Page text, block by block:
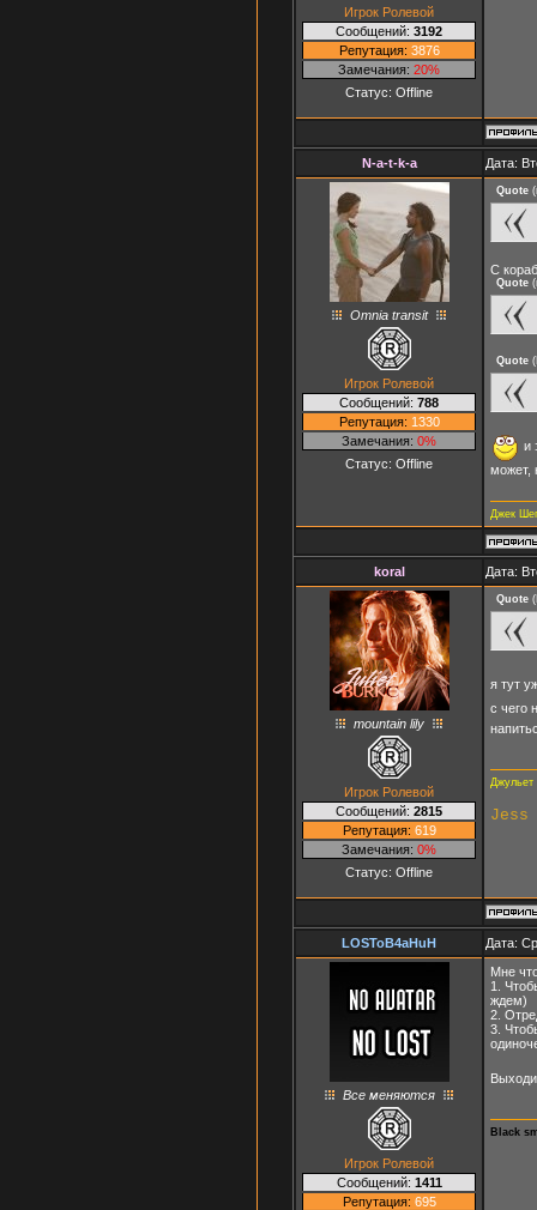
Игрок Ролевой
Сообщений: 3192
Репутация: 3876
Замечания: 20%
Статус: Offline
N-a-t-k-a Дата:
Omnia transit
Игрок Ролевой
Сообщений: 788
Репутация: 1330
Замечания: 0%
Статус: Offline
Quote (
C
Quote (
Quote (
и
может,
Джек
koral Дата:
mountain lily
Игрок Ролевой
Сообщений: 2815
Репутация: 619
Замечания: 0%
Статус: Offline
Quote (
я тут
с чего
LOSToB4aHuH Дата:
Все меняются
Игрок Ролевой
Сообщений: 1411
Репутация: 695
Мне
1.
ждем)
2.
3.
Black